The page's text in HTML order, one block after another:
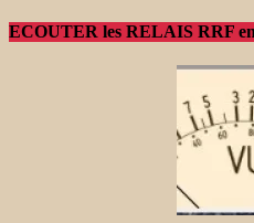
ECOUTER les RELAIS RRF